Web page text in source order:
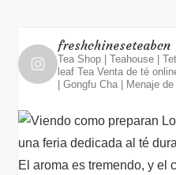
freshchineseteabcn
Tea Shop | Teahouse |
leaf Tea Venta de té
| Gongfu Cha | Menaje